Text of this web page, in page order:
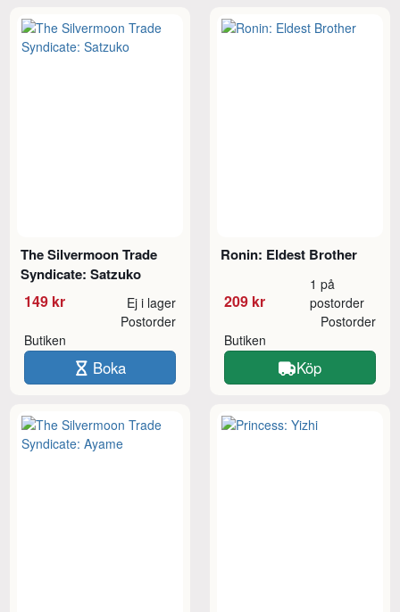
The Silvermoon Trade
Syndicate: Satzuko
149 kr Ej i lager
Butiken
Postorder
Boka
Ronin: Eldest Brother
209 kr
1 på
postorder
Butiken
Postorder
Köp